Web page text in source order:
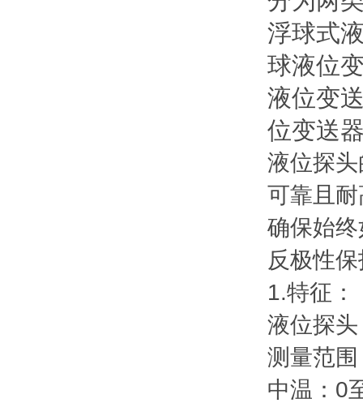
浮球式
球液位
液位变
位变送
液位探
可靠且
确保始
反极性
1.特征：
液位探
测量范
中温：0